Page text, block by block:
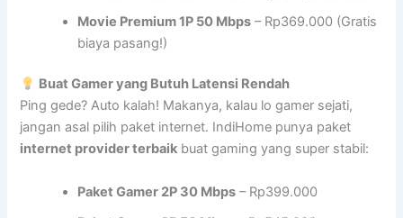
Movie Premium 1P 50 Mbps – Rp369.000 (Gratis
biaya pasang!)
Buat Gamer yang Butuh Latensi Rendah
Ping gede? Auto kalah! Makanya, kalau lo gamer sejati,
jangan asal pilih paket internet. IndiHome punya paket
internet provider terbaik buat gaming yang super stabil:
Paket Gamer 2P 30 Mbps – Rp399.000